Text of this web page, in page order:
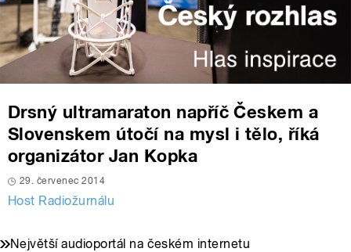
Drsný ultramaraton napříč Českem a
Slovenskem útočí na mysl i tělo, říká
organizátor Jan Kopka
29. červenec 2014
Host Radiožurnálu
Největší audioportál na českém internetu